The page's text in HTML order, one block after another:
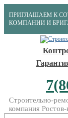
ПРИГЛАШАЕМ К
КОМПАНИИ И
Строительно-
компания